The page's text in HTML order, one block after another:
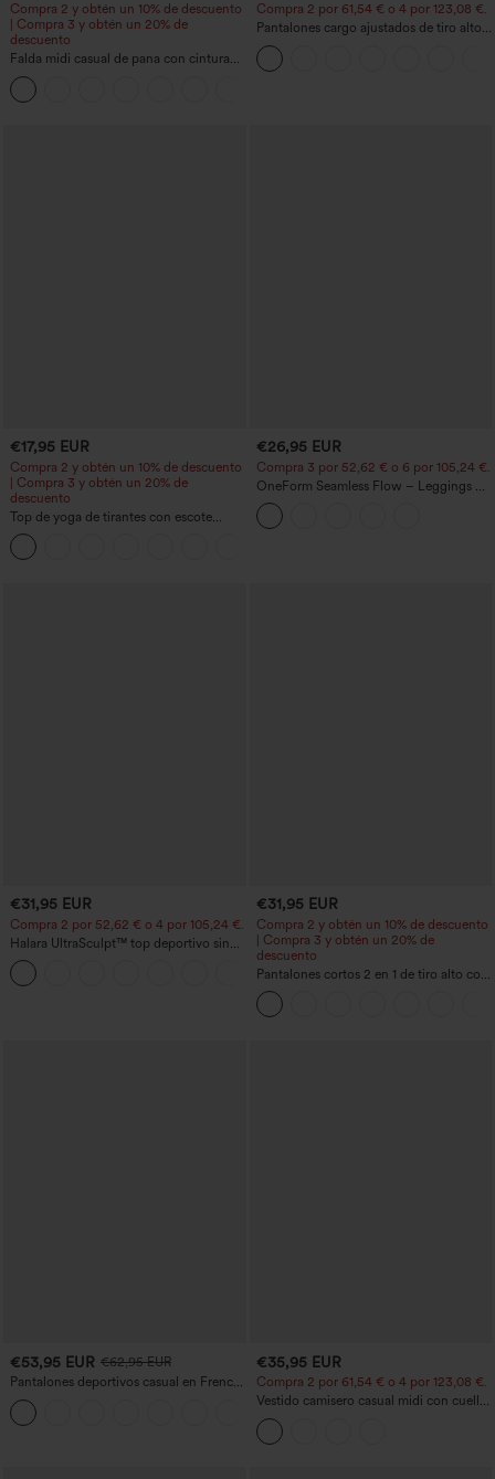
Compra 2 y obtén un 10% de descuento
| Compra 3 y obtén un 20% de
descuento
Falda midi casual de pana con cintura
media y bolsillo lateral frontal con
solapa
Compra 2 por 61,54 € o 4 por 123,08 €.
Pantalones cargo ajustados de tiro alto
con múltiples bolsillos y cremallera con
botones
€17,95 EUR
Compra 2 y obtén un 10% de descuento
| Compra 3 y obtén un 20% de
descuento
Top de yoga de tirantes con escote
redondo, fruncido y tacto fresco -
UPF50+
€26,95 EUR
Compra 3 por 52,62 € o 6 por 105,24 €.
OneForm Seamless Flow – Leggings de
yoga sin costuras, tiro medio, control de
abdomen y realce de glúteos
€31,95 EUR
Compra 2 por 52,62 € o 4 por 105,24 €.
Halara UltraSculpt™ top deportivo sin
mangas con escote redondo y bajo
curvo
+11
€31,95 EUR
Compra 2 y obtén un 10% de descuento
| Compra 3 y obtén un 20% de
descuento
Pantalones cortos 2 en 1 de tiro alto con
bolsillo interior y trasero
€53,95 EUR €62,95 EUR
Pantalones deportivos casual en French
terry con estampado denim, tiro medio,
estilo jeans y bolsillos
€35,95 EUR
Compra 2 por 61,54 € o 4 por 123,08 €.
Vestido camisero casual midi con cuello,
mangas casquillo, cinturón, dobladillo
curvo con abertura y bolsillos